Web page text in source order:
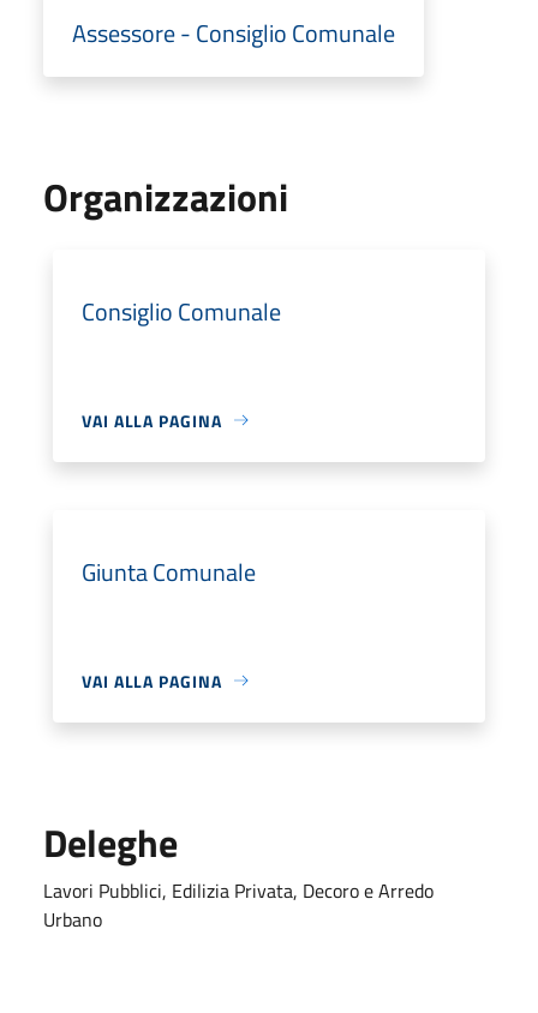
Assessore - Consiglio Comunale
Organizzazioni
Consiglio Comunale
VAI ALLA PAGINA
Giunta Comunale
VAI ALLA PAGINA
Deleghe
Lavori Pubblici, Edilizia Privata, Decoro e Arredo
Urbano